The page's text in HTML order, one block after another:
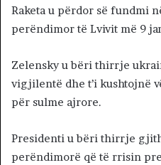
Raketa u përdor së fundmi
perëndimor të Lvivit më 9
Zelensky u bëri thirrje
vigjilentë dhe t’i kushtojnë
për sulme ajrore.
Presidenti u bëri thirrje
perëndimorë që të rrisin